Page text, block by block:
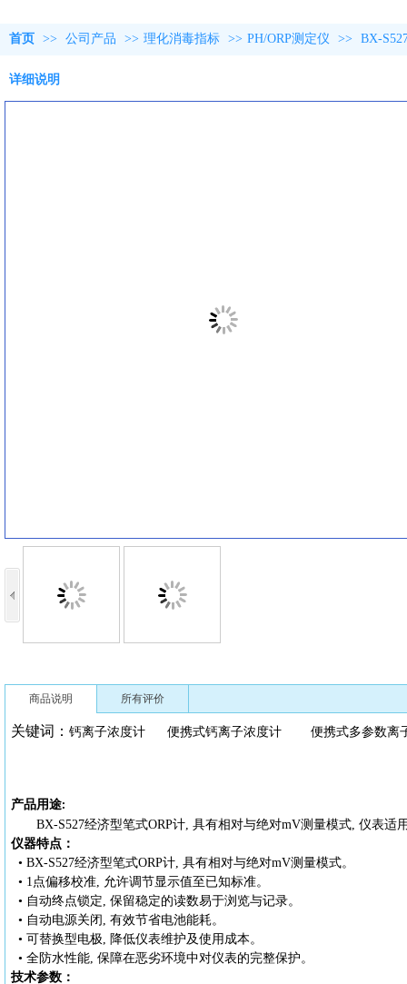
首页 >> 公司产品 >> 理化消毒指标 >> PH/ORP测定仪 >> BX-
详细说明
商品说明 所有评价
关键词： 钙离子浓度计 便携式钙离子浓度计 便携式多参数离
产品用途:
BX-S527经济型笔式ORP计, 具有相对与绝对mV测量模式, 仪表适
仪器特点：
• BX-S527经济型笔式ORP计, 具有相对与绝对mV测量模式。
• 1点偏移校准, 允许调节显示值至已知标准。
• 自动终点锁定, 保留稳定的读数易于浏览与记录。
• 自动电源关闭, 有效节省电池能耗。
• 可替换型电极, 降低仪表维护及使用成本。
• 全防水性能, 保障在恶劣环境中对仪表的完整保护。
技术参数：